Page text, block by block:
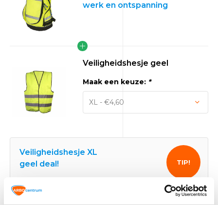
werk en ontspanning
Veiligheidshesje geel
Maak een keuze: *
Veiligheidshesje XL
geel deal!
TIP!